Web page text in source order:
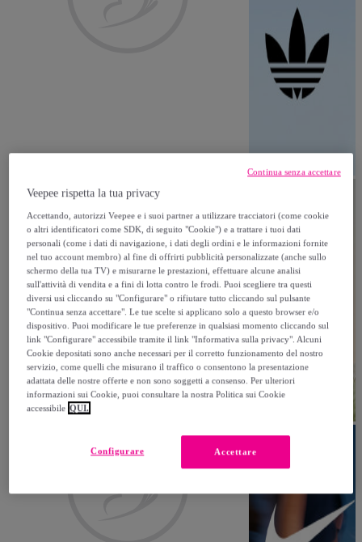
Veepee rispetta la tua privacy
Accettando, autorizzi Veepee e i suoi partner a utilizzare tracciatori (come cookie
o altri identificatori come SDK, di seguito "Cookie") e a trattare i tuoi dati
personali (come i dati di navigazione, i dati degli ordini e le informazioni fornite
nel tuo account membro) al fine di offrirti pubblicità personalizzate (anche sullo
schermo della tua TV) e misurarne le prestazioni, effettuare alcune analisi
sull'attività di vendita e a fini di lotta contro le frodi. Puoi scegliere tra questi
diversi usi cliccando su "Configurare" o rifiutare tutto cliccando sul pulsante
"Continua senza accettare". Le tue scelte si applicano solo a questo browser e/o
dispositivo. Puoi modificare le tue preferenze in qualsiasi momento cliccando sul
link "Configurare" accessibile tramite il link "Informativa sulla privacy". Alcuni
Cookie depositati sono anche necessari per il corretto funzionamento del nostro
servizio, come quelli che misurano il traffico o consentono la presentazione
adattata delle nostre offerte e non sono soggetti a consenso. Per ulteriori
informazioni sui Cookie, puoi consultare la nostra Politica sui Cookie
accessibile QUI.
Accettare
Configurare
Continua senza accettare